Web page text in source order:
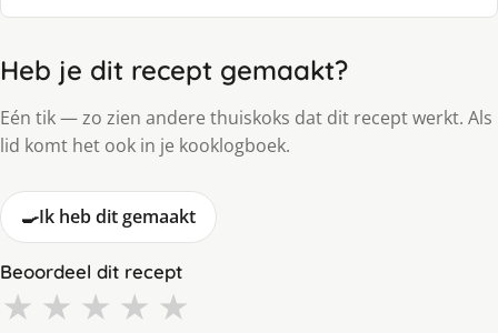
Heb je dit recept gemaakt?
Eén tik — zo zien andere thuiskoks dat dit recept werkt. Als
lid komt het ook in je kooklogboek.
🍳Ik heb dit gemaakt
Beoordeel dit recept
★ ★ ★ ★ ★